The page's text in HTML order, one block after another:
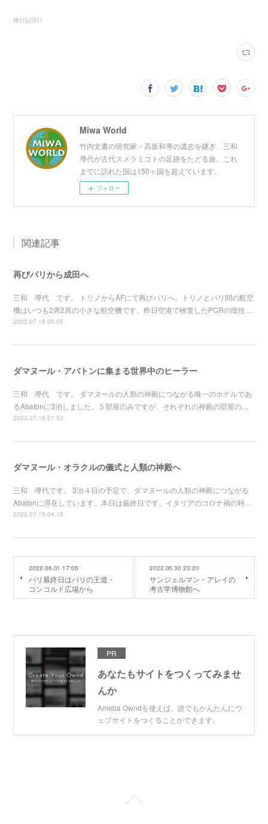
旅行記(31)
Miwa World
竹内文書の研究家・高坂和導の遺志を継ぎ、三和
導代が古代スメラミコトの足跡をたどる旅。これ
までに訪れた国は150ヶ国を超えています。
フォロー
関連記事
再びパリから成田へ
三和 導代 です。 トリノからAFにて再びパリへ。トリノとパリ間の航空
機はいつも2席2席の小さな航空機です。昨日空港で検査したPCRの陰性…
2022.07.19 05:05
ダマヌール・アバトンに集まる世界中のヒーラー
三和 導代 です。 ダマヌールの人類の神殿につながる唯一のホテルであ
るAbatonに3泊しました。５部屋のみですが、それぞれの神殿の部屋の…
2022.07.16 21:50
ダマヌール・オラクルの儀式と人類の神殿へ
三和 導代です。 3泊４日の予定で、ダマヌールの人類の神殿につながる
Abatonに滞在しています。本日は最終日です。イタリアのコロナ禍の時…
2022.07.15 04:15
2022.06.01 17:05
パリ最終日はパリの王道・
コンコルド広場から
2022.05.30 23:20
サンジェルマン・アレイの
考古学博物館へ
PR
あなたもサイトをつくってみませ
んか
Ameba Owndを使えば、誰でもかんたんにウ
ェブサイトをつくることができます。